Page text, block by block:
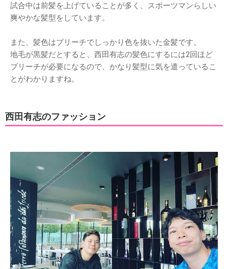
試合中は前髪を上げていることが多く、スポーツマンらしい
爽やかな髪型をしています。
また、髪色はブリーチでしっかり色を抜いた金髪です。
地毛が黒髪だとすると、西田有志の髪色にするには2回ほど
ブリーチが必要になるので、かなり髪型に気を遣っているこ
とがわかりますね。
西田有志のファッション